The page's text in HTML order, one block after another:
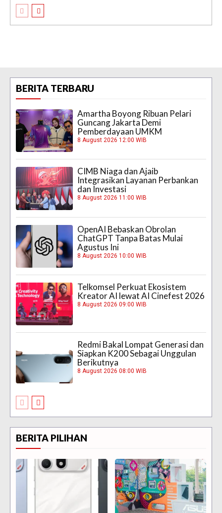
BERITA TERBARU
Amartha Boyong Ribuan Pelari
Guncang Jakarta Demi
Pemberdayaan UMKM
8 August 2026 12:00 WIB
CIMB Niaga dan Ajaib
Integrasikan Layanan Perbankan
dan Investasi
8 August 2026 11:00 WIB
OpenAI Bebaskan Obrolan
ChatGPT Tanpa Batas Mulai
Agustus Ini
8 August 2026 10:00 WIB
Telkomsel Perkuat Ekosistem
Kreator AI lewat AI Cinefest 2026
8 August 2026 09:00 WIB
Redmi Bakal Lompat Generasi dan
Siapkan K200 Sebagai Unggulan
Berikutnya
8 August 2026 08:00 WIB
BERITA PILIHAN